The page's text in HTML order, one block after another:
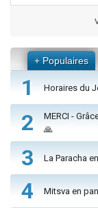
+ Populaires
1 Horaires du
2
MERCI -
🙏
3 La Paracha
4 Mitsva en